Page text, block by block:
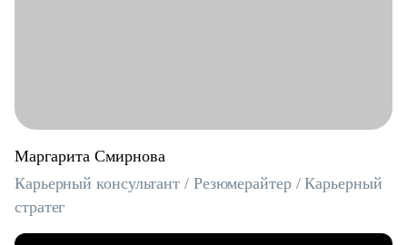
Маргарита Смирнова
Карьерный консультант / Резюмерайтер / Карьерный
стратег